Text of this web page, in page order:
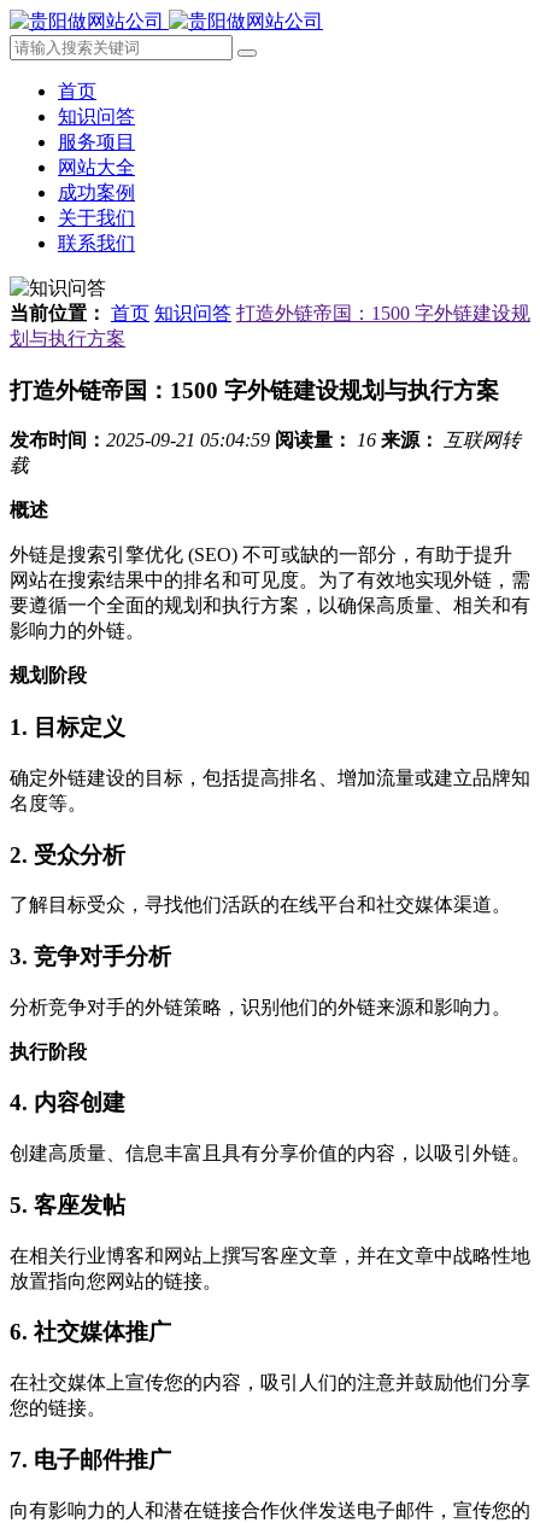
首页
知识问答
服务项目
网站大全
成功案例
关于我们
联系我们
当前位置： 首页 知识问答 打造外链帝国：1500 字外链建设规
划与执行方案
打造外链帝国：1500 字外链建设规划与执行方案
发布时间： 2025-09-21 05:04:59 阅读量： 16 来源： 互联网转
载
概述
外链是搜索引擎优化 (SEO) 不可或缺的一部分，有助于提升
网站在搜索结果中的排名和可见度。为了有效地实现外链，需
要遵循一个全面的规划和执行方案，以确保高质量、相关和有
影响力的外链。
规划阶段
1. 目标定义
确定外链建设的目标，包括提高排名、增加流量或建立品牌知
名度等。
2. 受众分析
了解目标受众，寻找他们活跃的在线平台和社交媒体渠道。
3. 竞争对手分析
分析竞争对手的外链策略，识别他们的外链来源和影响力。
执行阶段
4. 内容创建
创建高质量、信息丰富且具有分享价值的内容，以吸引外链。
5. 客座发帖
在相关行业博客和网站上撰写客座文章，并在文章中战略性地
放置指向您网站的链接。
6. 社交媒体推广
在社交媒体上宣传您的内容，吸引人们的注意并鼓励他们分享
您的链接。
7. 电子邮件推广
向有影响力的人和潜在链接合作伙伴发送电子邮件，宣传您的